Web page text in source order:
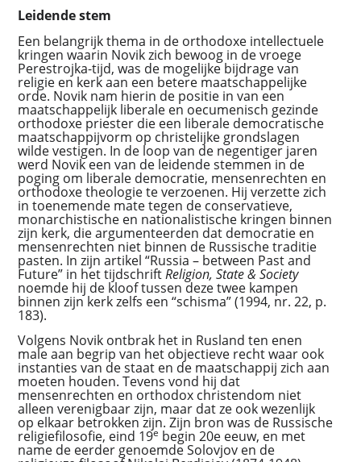
Leidende stem
Een belangrijk thema in de orthodoxe intellectuele
kringen waarin Novik zich bewoog in de vroege
Perestrojka-tijd, was de mogelijke bijdrage van
religie en kerk aan een betere maatschappelijke
orde. Novik nam hierin de positie in van een
maatschappelijk liberale en oecumenisch gezinde
orthodoxe priester die een liberale democratische
maatschappijvorm op christelijke grondslagen
wilde vestigen. In de loop van de negentiger jaren
werd Novik een van de leidende stemmen in de
poging om liberale democratie, mensenrechten en
orthodoxe theologie te verzoenen. Hij verzette zich
in toenemende mate tegen de conservatieve,
monarchistische en nationalistische kringen binnen
zijn kerk, die argumenteerden dat democratie en
mensenrechten niet binnen de Russische traditie
pasten. In zijn artikel “Russia – between Past and
Future” in het tijdschriftReligion, State & Society
noemde hij de kloof tussen deze twee kampen
binnen zijn kerk zelfs een “schisma” (1994, nr. 22, p.
183).
Volgens Novik ontbrak het in Rusland ten enen
male aan begrip van het objectieve recht waar ook
instanties van de staat en de maatschappij zich aan
moeten houden. Tevens vond hij dat
mensenrechten en orthodox christendom niet
alleen verenigbaar zijn, maar dat ze ook wezenlijk
op elkaar betrokken zijn. Zijn bron was de Russische
religiefilosofie, eind 19e begin 20e eeuw, en met
name de eerder genoemde Solovjov en de